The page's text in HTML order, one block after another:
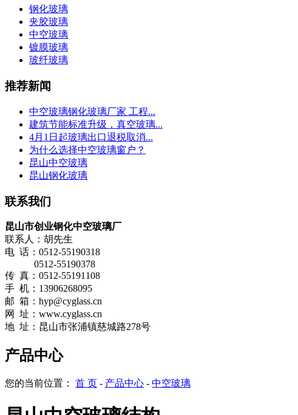
钢化玻璃
夹胶玻璃
中空玻璃
镀膜玻璃
玻纤玻璃
推荐新闻
中空玻璃钢化玻璃厂家 工程...
建筑节能标准升级，真空玻璃...
4月1日起玻璃出口退税取消...
为什么选择中空玻璃窗户？
昆山中空玻璃
昆山钢化玻璃
联系我们
昆山市创业钢化中空玻璃厂
联系人：胡先生
电 话：0512-55190318
0512-55190378
传 真：0512-55191108
手 机：13906268095
邮 箱：hyp@cyglass.cn
网
址： www.cyglass.cn
地 址：昆山市张浦镇慈城路278号
产品中心
您的当前位置： 首 页 - 产品中心 - 中空玻璃